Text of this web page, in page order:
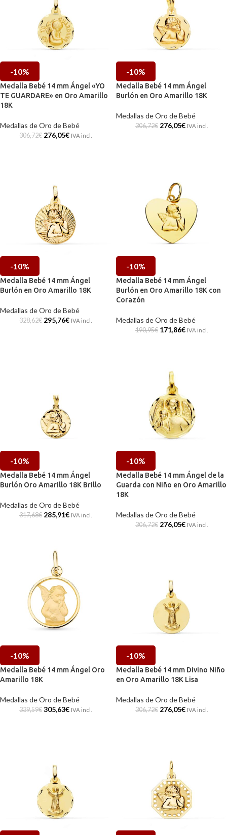
-10%
Medalla Bebé 14 mm Ángel «YO
TE GUARDARE» en Oro Amarillo
18K
Medallas de Oro de Bebé
306,72€ 276,05€ IVA incl.
-10%
Medalla Bebé 14 mm Ángel
Burlón en Oro Amarillo 18K
Medallas de Oro de Bebé
306,72€ 276,05€ IVA incl.
-10%
Medalla Bebé 14 mm Ángel
Burlón en Oro Amarillo 18K
Medallas de Oro de Bebé
328,62€ 295,76€ IVA incl.
-10%
Medalla Bebé 14 mm Ángel
Burlón en Oro Amarillo 18K con
Corazón
Medallas de Oro de Bebé
190,95€ 171,86€ IVA incl.
-10%
Medalla Bebé 14 mm Ángel
Burlón Oro Amarillo 18K Brillo
Medallas de Oro de Bebé
317,68€ 285,91€ IVA incl.
-10%
Medalla Bebé 14 mm Ángel de la
Guarda con Niño en Oro Amarillo
18K
Medallas de Oro de Bebé
306,72€ 276,05€ IVA incl.
-10%
Medalla Bebé 14 mm Ángel Oro
Amarillo 18K
Medallas de Oro de Bebé
339,59€ 305,63€ IVA incl.
-10%
Medalla Bebé 14 mm Divino Niño
en Oro Amarillo 18K Lisa
Medallas de Oro de Bebé
306,72€ 276,05€ IVA incl.